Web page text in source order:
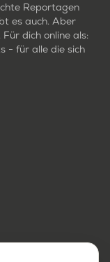
Reportagen
es auch. Aber
dich online als:
- für alle die sich